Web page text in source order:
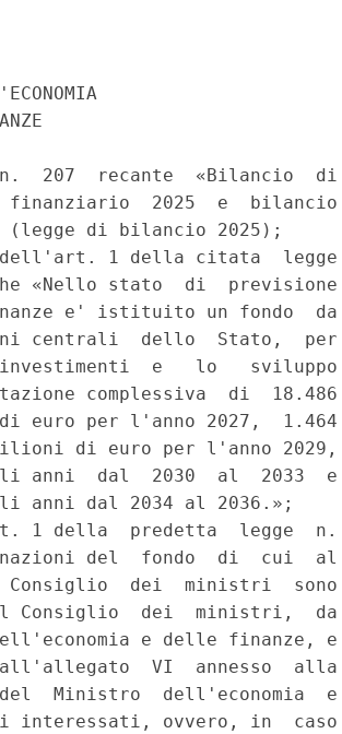
207  recante  «Bilancio  di
2025  e  bilancio
(legge di bilancio 2025);
1 della citata  legge
«Nello stato  di  previsione
e' istituito un fondo  da
centrali  dello  Stato,  per
e   lo   sviluppo
complessiva  di  18.486
per l'anno 2027,  1.464
di euro per l'anno 2029,
anni  dal  2030  al  2033  e
anni dal 2034 al 2036.»;
1 della  predetta  legge  n.
del  fondo  di  cui  al
Consiglio  dei  ministri  sono
Consiglio  dei  ministri,  da
e delle finanze, e
VI  annesso  alla
Ministro  dell'economia  e
interessati, ovvero, in  caso